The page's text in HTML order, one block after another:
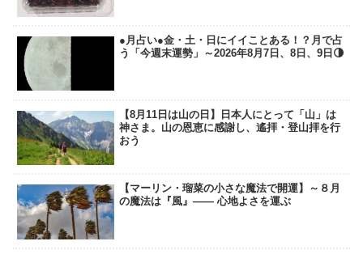
●月占い●金・土・日にイイことある！？月で占
う「今週末運勢」～2026年8月7日、8日、9日🌗
【8月11日は山の日】日本人にとって「山」は
神さま。山の恩恵に感謝し、遙拝・登山拝を行
おう
【マーリン・瑠菜の小さな魔法で開運】～８月
の魔法は『風』―― 心地よさを運ぶ